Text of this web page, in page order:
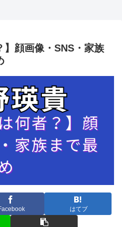
】顔画像・SNS・家族
はてブ